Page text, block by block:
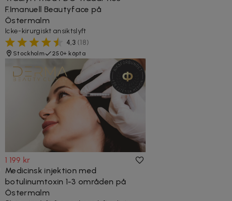
F.Imanuell Beautyface på
Östermalm
Icke-kirurgiskt ansiktslyft
4,3 (18)
Stockholm 250+ köpta
1 199 kr
Medicinsk injektion med
botulinumtoxin 1-3 områden på
Östermalm